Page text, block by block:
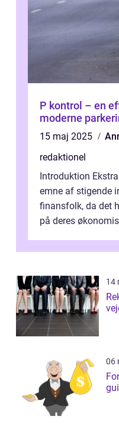
P kontrol – en
moderne
15 maj 2025
redaktionel
Introduktion
emne af stigende
finansfolk, da det
på deres
14
06